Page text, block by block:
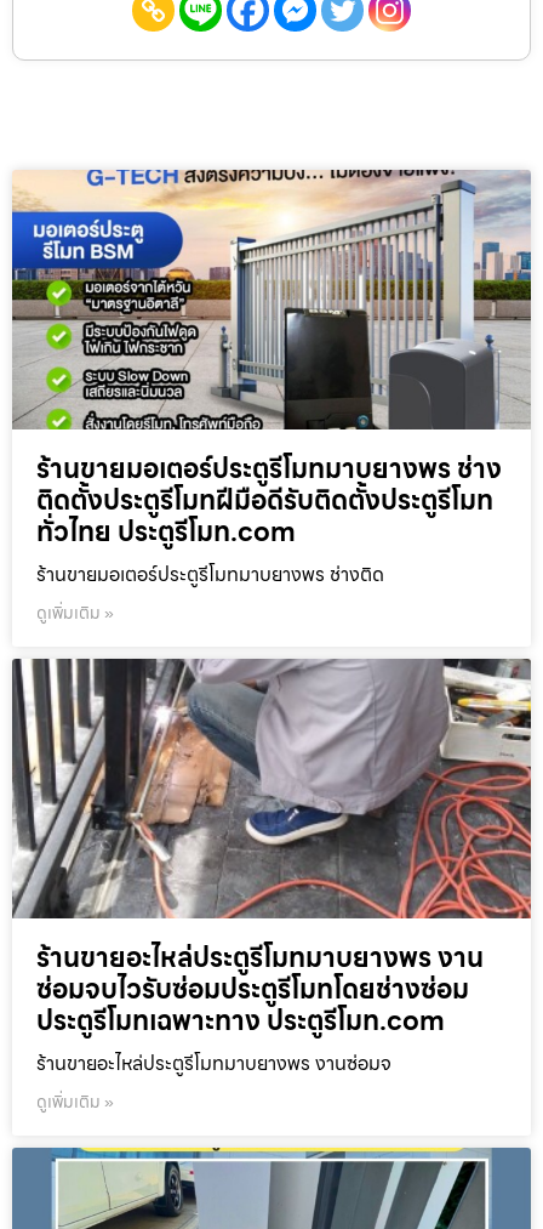
ร้านขายมอเตอร์ประตูรีโมทมาบยางพร ช่าง
ติดตั้งประตูรีโมทฝีมือดีรับติดตั้งประตูรีโมท
ทั่วไทย ประตูรีโมท.com
ร้านขายมอเตอร์ประตูรีโมทมาบยางพร ช่างติด
ดูเพิ่มเติม »
ร้านขายอะไหล่ประตูรีโมทมาบยางพร งาน
ซ่อมจบไวรับซ่อมประตูรีโมทโดยช่างซ่อม
ประตูรีโมทเฉพาะทาง ประตูรีโมท.com
ร้านขายอะไหล่ประตูรีโมทมาบยางพร งานซ่อมจ
ดูเพิ่มเติม »